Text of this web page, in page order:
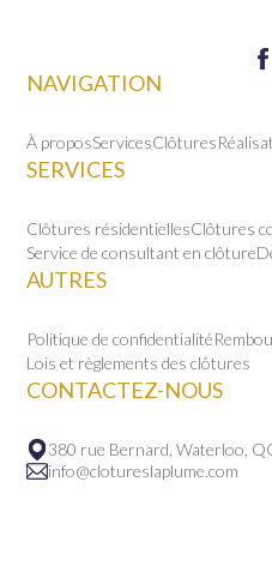
NAVIGATION
À proposServicesClôtures
SERVICES
Clôtures résidentiellesClôtures
Service de consultant en clôture
AUTRES
Politique de confidentialité
Lois et règlements des clôtures
CONTACTEZ-NOUS
380 rue Bernard, Waterloo,
info@clotureslaplume.com